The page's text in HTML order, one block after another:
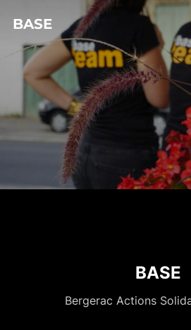
BASE
BASE
Bergerac Actions